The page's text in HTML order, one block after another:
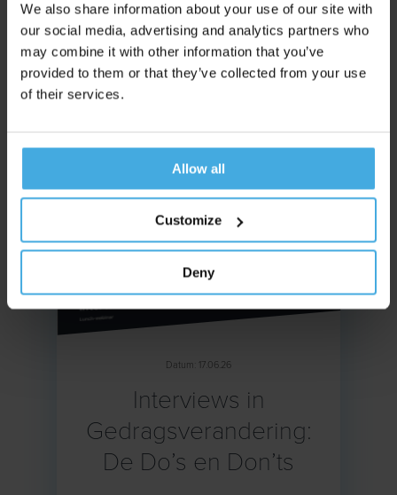
We also share information about your use of our site with
our social media, advertising and analytics partners who
may combine it with other information that you’ve
provided to them or that they’ve collected from your use
of their services.
Allow all
Customize
Deny
Schrijf Me In & Kijk Terug
Datum: 17.06.26
Interviews in
Gedragsverandering:
De Do’s en Don’ts